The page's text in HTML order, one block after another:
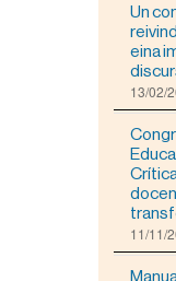
e
r
a
v
s
u
a
z
a
r
Un
eina
13/02/
11/11/